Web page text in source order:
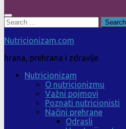
Search
for:
Nutricionizam.com
hrana, prehrana i zdravlje
Nutricionizam
O nutricionizmu
Važni pojmovi
Poznati nutricionisti
Načini prehrane
Odrasli